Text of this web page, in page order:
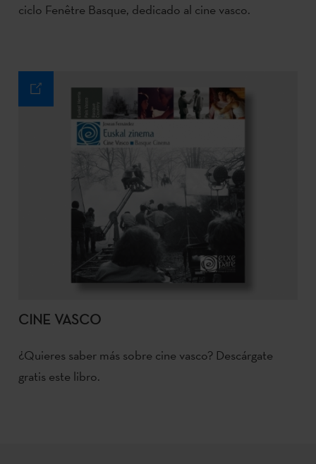
ciclo Fenêtre Basque, dedicado al cine vasco.
CINE VASCO
¿Quieres saber más sobre cine vasco? Descárgate
gratis este libro.